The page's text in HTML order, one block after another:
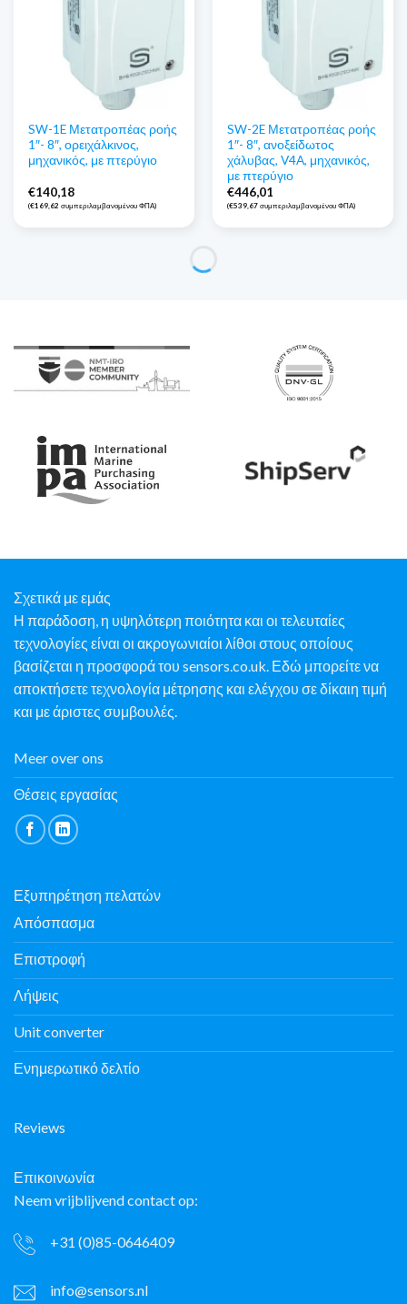
SW-1E Μετατροπέας ροής
1″- 8″, ορειχάλκινος,
μηχανικός, με πτερύγιο
€140,18
(€169,62 συμπεριλαμβανομένου ΦΠΑ)
SW-2E Μετατροπέας ροής
1″- 8″, ανοξείδωτος
χάλυβας, V4A, μηχανικός,
με πτερύγιο
€446,01
(€539,67 συμπεριλαμβανομένου ΦΠΑ)
Σχετικά με εμάς
Η παράδοση, η υψηλότερη ποιότητα και οι τελευταίες
τεχνολογίες είναι οι ακρογωνιαίοι λίθοι στους οποίους
βασίζεται η προσφορά του sensors.co.uk. Εδώ μπορείτε να
αποκτήσετε τεχνολογία μέτρησης και ελέγχου σε δίκαιη τιμή
και με άριστες συμβουλές.
Meer over ons
Θέσεις εργασίας
Εξυπηρέτηση πελατών
Απόσπασμα
Επιστροφή
Λήψεις
Unit converter
Ενημερωτικό δελτίο
Reviews
Επικοινωνία
Neem vrijblijvend contact op:
+31 (0)85-0646409
info@sensors.nl